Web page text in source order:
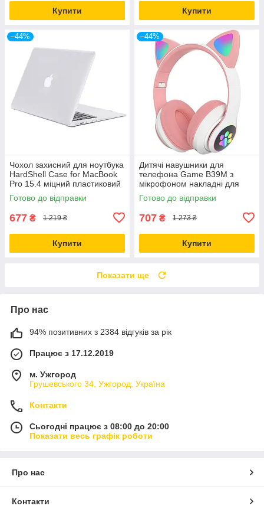
Купити Купити
–44%
Чохол захисний для ноутбука
HardShell Case for MacBook
Pro 15.4 міцний пластиковий
прозорий
Готово до відправки
677 ₴ 1 219 ₴
Купити
–44%
Дитячі навушники для
телефона Game В39M з
мікрофоном накладні для
дівчаток рожеві
Готово до відправки
707 ₴ 1 273 ₴
Купити
Показати ще
Про нас
94% позитивних з 2384 відгуків за рік
Працює з 17.12.2019
м. Ужгород
Грушевського 34, Ужгород, Україна
Контакти
Сьогодні працює з 08:00 до 20:00
Показати весь графік роботи
Про нас
Контакти